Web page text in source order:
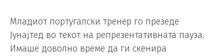
Младиот португалски тренер го презеде
Јунајтед во текот на репрезентативната пауза.
Имаше доволно време да ги скенира